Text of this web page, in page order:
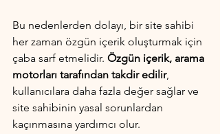
Bu nedenlerden dolayı, bir site sahibi
her zaman özgün içerik oluşturmak için
çaba sarf etmelidir. Özgün içerik, arama
motorları tarafından takdir edilir,
kullanıcılara daha fazla değer sağlar ve
site sahibinin yasal sorunlardan
kaçınmasına yardımcı olur.